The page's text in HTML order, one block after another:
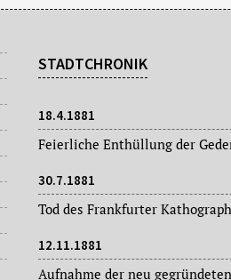
STADTCHRONIK
18.4.1881
30.7.1881
12.11.1881